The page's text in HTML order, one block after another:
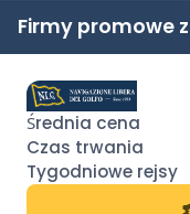
Firmy promowe